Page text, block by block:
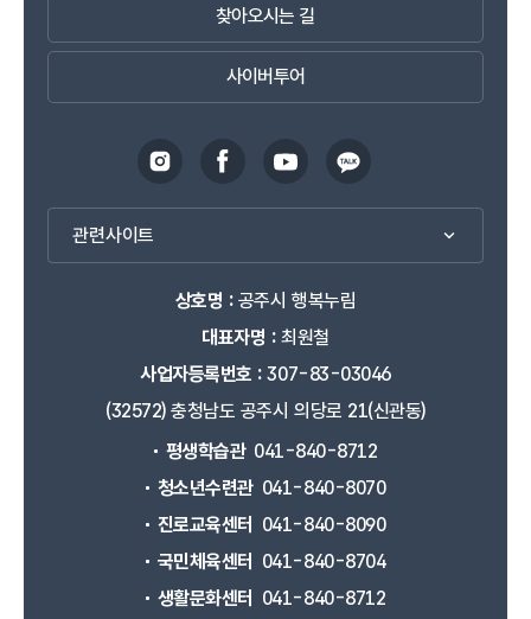
찾아오시는 길
사이버투어
관련사이트
상호명 :공주시 행복누림
대표자명 :최원철
사업자등록번호 :307-83-03046
(32572) 충청남도 공주시 의당로 21(신관동)
평생학습관 041-840-8712
청소년수련관 041-840-8070
진로교육센터
041-840-8090
국민체육센터
041-840-8704
생활문화센터
041-840-8712